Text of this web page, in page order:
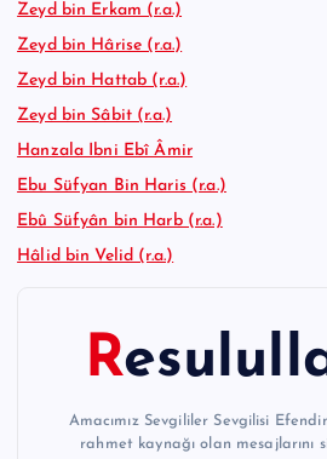
Zeyd bin Erkam (r.a.)
Zeyd bin Hârise (r.a.)
Zeyd bin Hattab (r.a.)
Zeyd bin Sâbit (r.a.)
Hanzala Ibni Ebî Âmir
Ebu Süfyan Bin Haris (r.a.)
Ebû Süfyân bin Harb (r.a.)
Hâlid bin Velid (r.a.)
Amacımız Sevgililer Sevgilisi
rahmet kaynağı olan mesajlarını